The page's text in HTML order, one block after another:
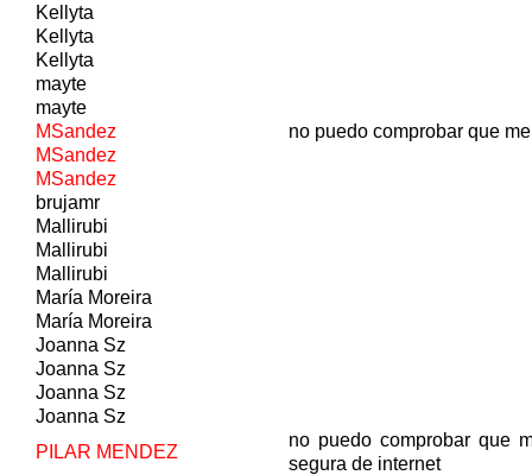
Kellyta
Kellyta
Kellyta
mayte
mayte
MSandez
no puedo comprobar que
MSandez
MSandez
brujamr
Mallirubi
Mallirubi
Mallirubi
María Moreira
María Moreira
Joanna Sz
Joanna Sz
Joanna Sz
Joanna Sz
PILAR MENDEZ
no puedo comprobar que
segura de internet